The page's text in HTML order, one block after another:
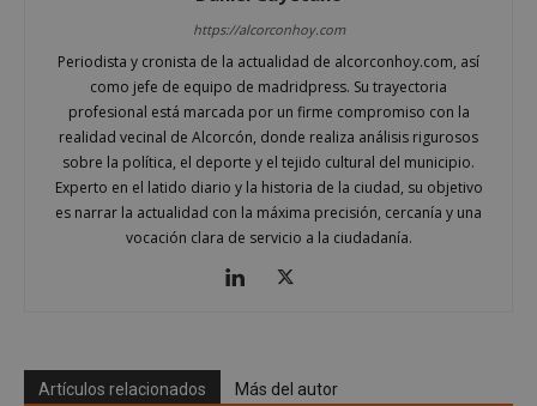
https://alcorconhoy.com
Periodista y cronista de la actualidad de alcorconhoy.com, así
como jefe de equipo de madridpress. Su trayectoria
profesional está marcada por un firme compromiso con la
realidad vecinal de Alcorcón, donde realiza análisis rigurosos
sobre la política, el deporte y el tejido cultural del municipio.
Experto en el latido diario y la historia de la ciudad, su objetivo
es narrar la actualidad con la máxima precisión, cercanía y una
vocación clara de servicio a la ciudadanía.
Artículos relacionados Más del autor
AWSALBCORS
Amazon.com
Google
Privacy Policy